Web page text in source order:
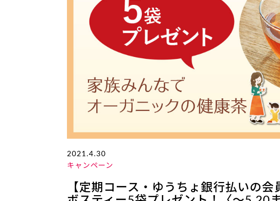
2021.4.30
キャンペーン
【定期コース・ゆうちょ銀行払いの